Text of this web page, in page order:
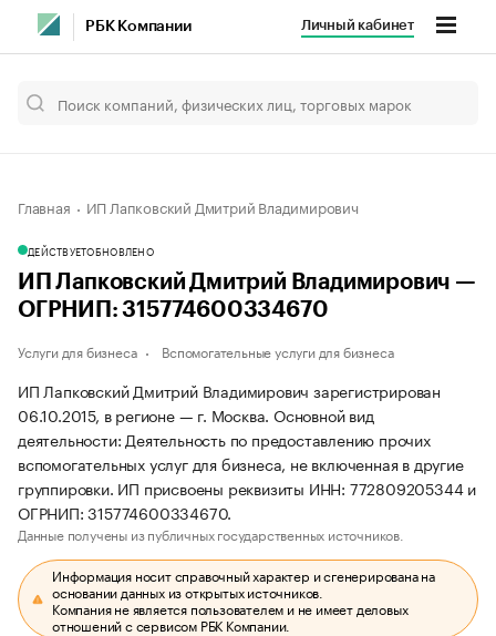
РБК Компании Личный кабинет
Главная ИП Лапковский Дмитрий Владимирович
ДЕЙСТВУЕТОБНОВЛЕНО
ИП Лапковский Дмитрий Владимирович —
ОГРНИП: 315774600334670
Услуги для бизнеса Вспомогательные услуги для бизнеса
ИП Лапковский Дмитрий Владимирович зарегистрирован
06.10.2015, в регионе — г. Москва. Основной вид
деятельности: Деятельность по предоставлению прочих
вспомогательных услуг для бизнеса, не включенная в другие
группировки. ИП присвоены реквизиты ИНН: 772809205344 и
ОГРНИП: 315774600334670.
Данные получены из публичных государственных источников.
Информация носит справочный характер и сгенерирована на
основании данных из открытых источников.
Компания не является пользователем и не имеет деловых
отношений с сервисом РБК Компании.